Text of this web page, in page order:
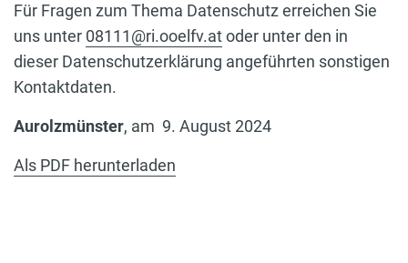
Für Fragen zum Thema Datenschutz erreichen Sie
uns unter 08111@ri.ooelfv.atoder unter den in
dieser Datenschutzerklärung angeführten sonstigen
Kontaktdaten.
Aurolzmünster, am 9. August 2024
Als PDF herunterladen